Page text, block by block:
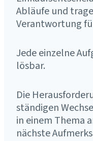
Abläufe und
Verantwortung
Jede einzelne
lösbar.
Die
ständigen
in einem Thema
nächste